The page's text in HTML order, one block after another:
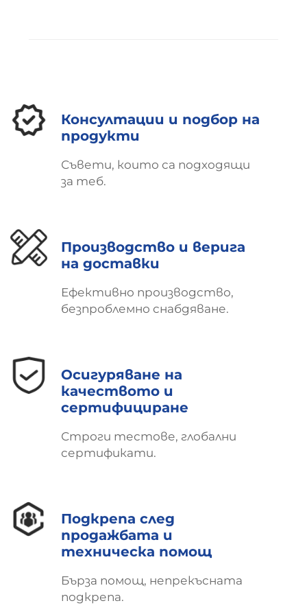
Консултации и подбор на
продукти
Съвети, които са подходящи
за теб.
Производство и верига
на доставки
Ефективно производство,
безпроблемно снабдяване.
Осигуряване на
качеството и
сертифициране
Строги тестове, глобални
сертификати.
Подкрепа след
продажбата и
техническа помощ
Бърза помощ, непрекъсната
подкрепа.